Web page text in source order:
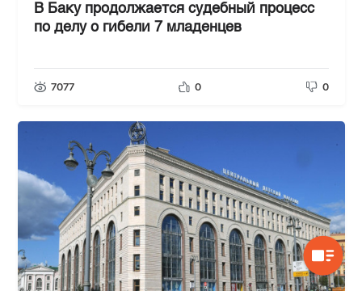
В Баку продолжается судебный процесс
по делу о гибели 7 младенцев
7077 0 0